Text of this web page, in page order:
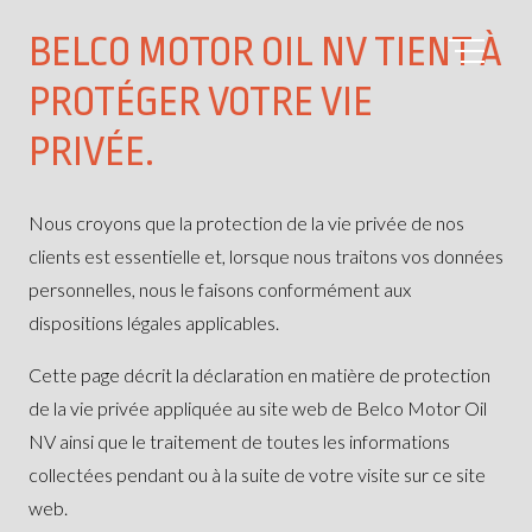
BELCO MOTOR OIL NV TIENT À
PROTÉGER VOTRE VIE
PRIVÉE.
Nous croyons que la protection de la vie privée de nos
clients est essentielle et, lorsque nous traitons vos données
personnelles, nous le faisons conformément aux
dispositions légales applicables.
Cette page décrit la déclaration en matière de protection
de la vie privée appliquée au site web de Belco Motor Oil
NV ainsi que le traitement de toutes les informations
collectées pendant ou à la suite de votre visite sur ce site
web.